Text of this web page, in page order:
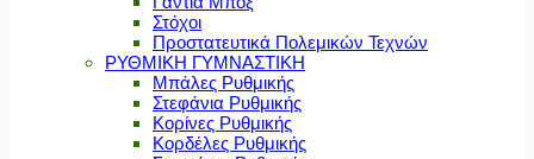
Στόχοι
Προστατευτικά Πολεμικών Τεχνών
ΡΥΘΜΙΚΗ ΓΥΜΝΑΣΤΙΚΗ
Μπάλες Ρυθμικής
Στεφάνια Ρυθμικής
Κορίνες Ρυθμικής
Κορδέλες Ρυθμικής